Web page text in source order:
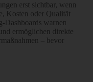
erst sichtbar, wenn
Kosten oder Qualität
Dashboards warnen
ermöglichen direkte
– bevor